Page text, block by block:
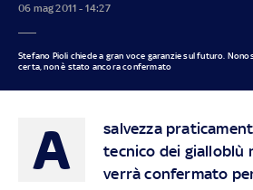
06 mag 2011 - 14:27
Stefano Pioli chiede a gran voce garanzie sul futuro.
certa, non è stato ancora confermato
A
salvezza
tecnico dei gialloblù
verrà confermato